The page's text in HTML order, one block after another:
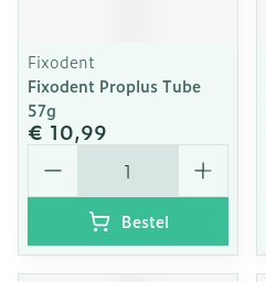
Fixodent
Fixodent Proplus Tube
57g
€ 10,99
Aantal
Bestel